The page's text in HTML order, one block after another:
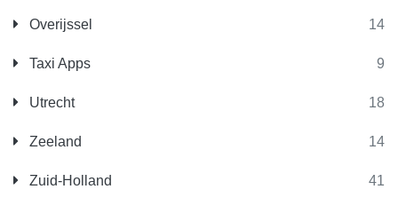
Overijssel 14
Taxi Apps 9
Utrecht 18
Zeeland 14
Zuid-Holland 41